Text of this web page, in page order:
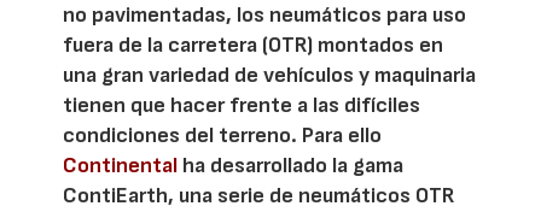
no pavimentadas, los neumáticos para uso
fuera de la carretera (OTR) montados en
una gran variedad de vehículos y maquinaria
tienen que hacer frente a las difíciles
condiciones del terreno. Para ello
Continental ha desarrollado la gama
ContiEarth, una serie de neumáticos OTR